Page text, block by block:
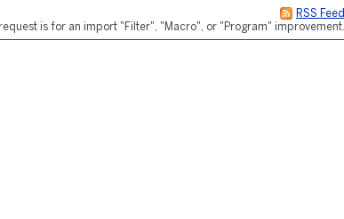
RSS Feed
is for an import "Filter", "Macro", or "Program" improvement.